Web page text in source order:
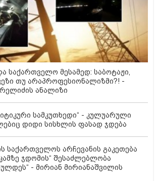
საქართველო მესამედ: საბოტაჟი,
თუ არაპროფესიონალიზმი?! -
ანალიზი
სამკუთხედი“ - კულუარული
დიდი სისხლის ფასად ჯდება
საქართველოს არჩევანის გაკეთება
ჯდომის“ შესაძლებლობა
- მირიან მირიანაშვილის